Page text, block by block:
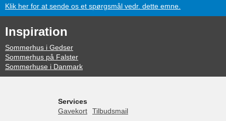
Klik her for at sende os et spørgsmål vedr. dette emne.
Inspiration
Sommerhus i Gedser
Sommerhus på Falster
Sommerhuse i Danmark
Services
Gavekort
Tilbudsmail